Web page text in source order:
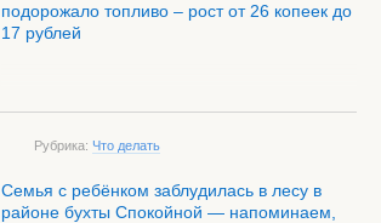
подорожало топливо – рост от 26 копеек до
17 рублей
Рубрика: Что делать
Семья с ребёнком заблудилась в лесу в
районе бухты Спокойной — напоминаем,